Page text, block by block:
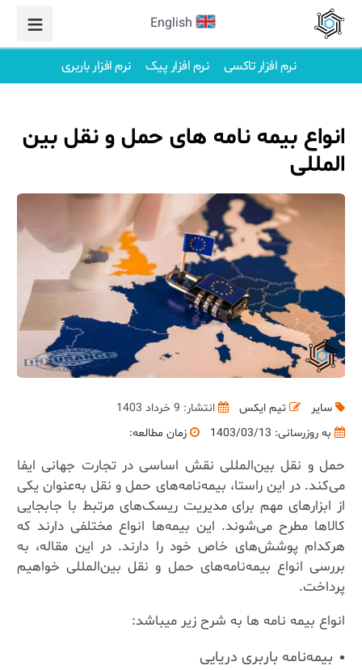
English
نرم افزار تاکسی نرم افزار پیک نرم افزار باربری
انواع بیمه ‌نامه های حمل و نقل بین
المللی
سایر تیم ایکس
انتشار: 9 خرداد 1403
به روزرسانی: 1403/03/13 زمان مطالعه:
حمل و نقل بین‌المللی نقش اساسی در تجارت جهانی ایفا
می‌کند. در این راستا، بیمه‌نامه‌های حمل و نقل به‌عنوان یکی
از ابزارهای مهم برای مدیریت ریسک‌های مرتبط با جابجایی
کالاها مطرح می‌شوند. این بیمه‌ها انواع مختلفی دارند که
هرکدام پوشش‌های خاص خود را دارند. در این مقاله، به
بررسی انواع بیمه‌نامه‌های حمل و نقل بین‌المللی خواهیم
پرداخت.
انواع بیمه نامه ها به شرح زیر میباشد:
بیمه‌نامه باربری دریایی